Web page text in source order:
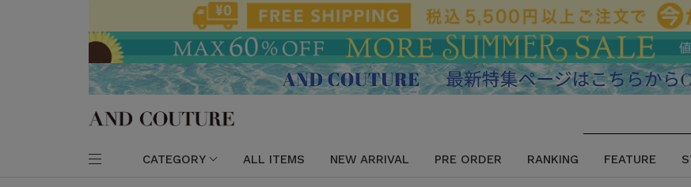
CATEGORY ALL ITEMS NEW ARRIVAL PRE ORDER RANKING FEATURE